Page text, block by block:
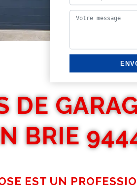
DE
BRIE
EST UN